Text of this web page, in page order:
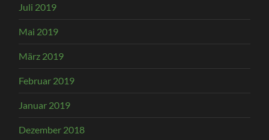
Juli 2019
Mai 2019
März 2019
Februar 2019
Januar 2019
Dezember 2018